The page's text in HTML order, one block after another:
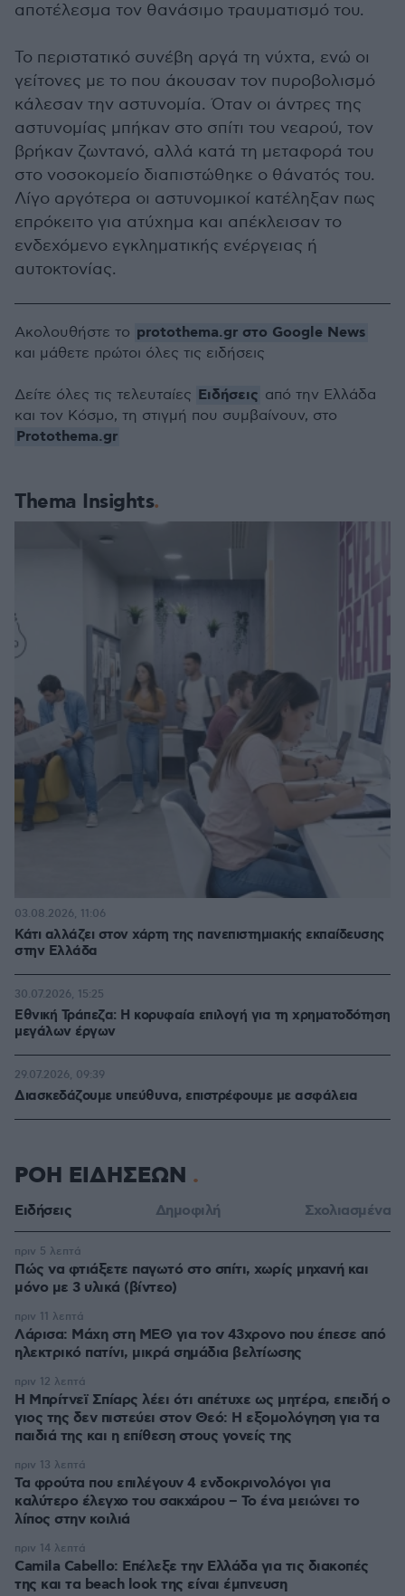
αποτέλεσμα τον θανάσιμο τραυματισμό του.
Το περιστατικό συνέβη αργά τη νύχτα, ενώ οι
γείτονες με το που άκουσαν τον πυροβολισμό
κάλεσαν την αστυνομία. Όταν οι άντρες της
αστυνομίας μπήκαν στο σπίτι του νεαρού, τον
βρήκαν ζωντανό, αλλά κατά τη μεταφορά του
στο νοσοκομείο διαπιστώθηκε ο θάνατός του.
Λίγο αργότερα οι αστυνομικοί κατέληξαν πως
επρόκειτο για ατύχημα και απέκλεισαν το
ενδεχόμενο εγκληματικής ενέργειας ή
αυτοκτονίας.
Thema Insights
Κάτι αλλάζει στον χάρτη της πανεπιστημιακής εκπαίδευσης
στην Ελλάδα
03.08.2026, 11:06
Εθνική Τράπεζα: Η κορυφαία επιλογή για τη χρηματοδότηση
μεγάλων έργων
30.07.2026, 15:25
Διασκεδάζουμε υπεύθυνα, επιστρέφουμε με ασφάλεια
29.07.2026, 09:39
Ακολουθήστε το protothema.gr στο Google News
και μάθετε πρώτοι όλες τις ειδήσεις
Δείτε όλες τις τελευταίες Ειδήσεις από την Ελλάδα
και τον Κόσμο, τη στιγμή που συμβαίνουν, στο
Protothema.gr
ΡΟΗ ΕΙΔΗΣΕΩΝ
Ειδήσεις Δημοφιλή Σχολιασμένα
Πώς να φτιάξετε παγωτό στο σπίτι, χωρίς μηχανή και
μόνο με 3 υλικά (βίντεο)
πριν 5 λεπτά
Λάρισα: Μάχη στη ΜΕΘ για τον 43χρονο που έπεσε από
ηλεκτρικό πατίνι, μικρά σημάδια βελτίωσης
πριν 11 λεπτά
Η Μπρίτνεϊ Σπίαρς λέει ότι απέτυχε ως μητέρα, επειδή ο
γιος της δεν πιστεύει στον Θεό: Η εξομολόγηση για τα
παιδιά της και η επίθεση στους γονείς της
πριν 12 λεπτά
Τα φρούτα που επιλέγουν 4 ενδοκρινολόγοι για
καλύτερο έλεγχο του σακχάρου – Το ένα μειώνει το
λίπος στην κοιλιά
πριν 13 λεπτά
Camila Cabello: Επέλεξε την Ελλάδα για τις διακοπές
της και τα beach look της είναι έμπνευση
πριν 14 λεπτά